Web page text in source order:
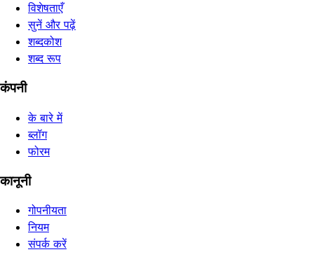
विशेषताएँ
सुनें और पढ़ें
शब्दकोश
शब्द रूप
कंपनी
के बारे में
ब्लॉग
फोरम
कानूनी
गोपनीयता
नियम
संपर्क करें